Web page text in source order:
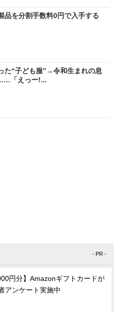
品を分割手数料0円で入手する
た“子ども服”→令和生まれの息
「えっー!...
- PR -
円分】Amazonギフトカードが
アンケート実施中